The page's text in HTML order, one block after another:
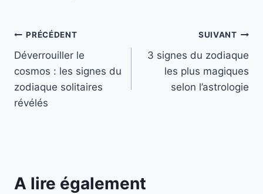
Navigation
de
l’article
PRÉCÉDENT
Déverrouiller le
cosmos : les signes du
zodiaque solitaires
révélés
SUIVANT
3 signes du zodiaque
les plus magiques
selon l’astrologie
A lire également